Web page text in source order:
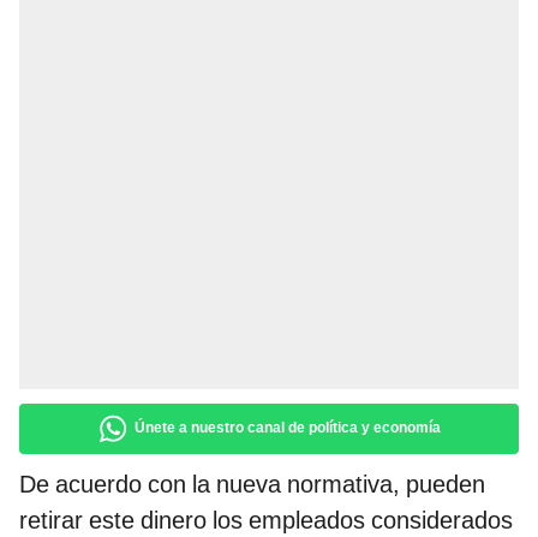
Únete a nuestro canal de política y economía
De acuerdo con la nueva normativa, pueden
retirar este dinero los empleados considerados